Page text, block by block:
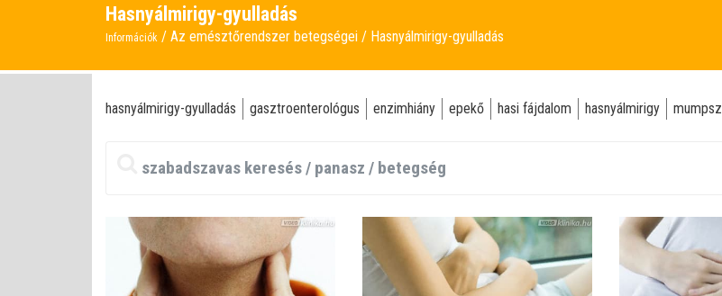
Hasnyálmirigy-gyulladás
Információk Az emésztőrendszer betegségei Hasnyálmirigy-gyulladás
hasnyálmirigy-gyulladás gasztroenterológus enzimhiány epekő hasi fájdalom hasnyálmirigy mumpsz